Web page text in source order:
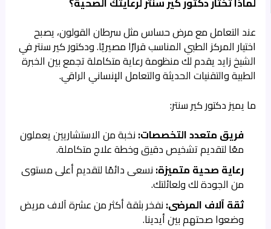
عند التعامل مع مرض حساس مثل سرطان القولون، يصبح
اختيار المركز الطبي المناسب قرارًا مصيريًا. ودكتور كير سنتر في
الشيخ زايد يقدم لك منظومة رعاية متكاملة تجمع بين الخبرة
الطبية والتقنيات الحديثة والتعامل الإنساني الراقي.
ما يميز دكتور كير سنتر:
فريق متعدد التخصصات: نخبة من الاستشاريين يعملون
معًا لتقديم تشخيص دقيق وخطة علاج متكاملة.
رعاية صحية متميزة: نسعى دائمًا لتقديم أعلى مستوى
من الجودة لك ولعائلتك.
ثقة آلاف المرضى: نفخر بثقة أكثر من عشرة آلاف مريض
وضعوا صحتهم بين أيدينا.